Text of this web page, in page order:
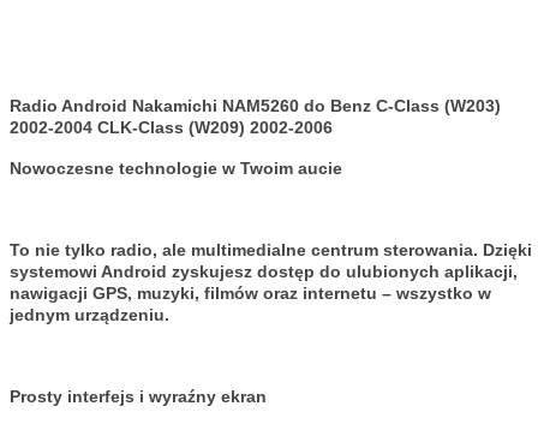
Radio Android Nakamichi NAM5260 do Benz C-Class (W203)
2002-2004 CLK-Class (W209) 2002-2006
Nowoczesne technologie w Twoim aucie
To nie tylko radio, ale multimedialne centrum sterowania. Dzięki
systemowi Android zyskujesz dostęp do ulubionych aplikacji,
nawigacji GPS, muzyki, filmów oraz internetu – wszystko w
jednym urządzeniu.
Prosty interfejs i wyraźny ekran